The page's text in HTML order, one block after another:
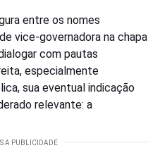
entre os nomes
vice-governadora na chapa
com pautas
especialmente
sua eventual indicação
relevante: a